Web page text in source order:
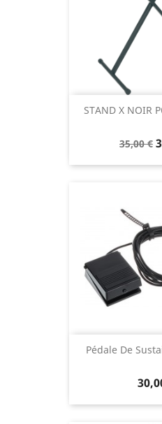
STAND X NOIR
35,00 €
Pédale De